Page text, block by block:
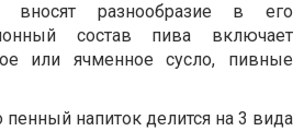
вносят разнообразие в его
состав пива включает
или ячменное сусло, пивные
напиток делится на 3 вида